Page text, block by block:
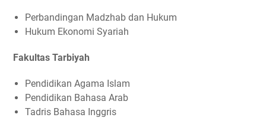
Perbandingan Madzhab dan Hukum
Hukum Ekonomi Syariah
Fakultas Tarbiyah
Pendidikan Agama Islam
Pendidikan Bahasa Arab
Tadris Bahasa Inggris